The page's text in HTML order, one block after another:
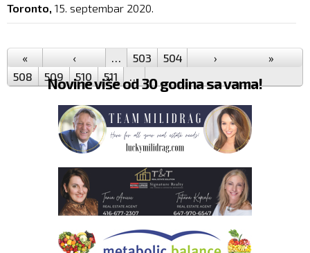
Toronto, 15. septembar 2020.
Pages
« ‹ 503 504
507
508
509 510 511 …
› »
Novine više od 30 godina sa vama!